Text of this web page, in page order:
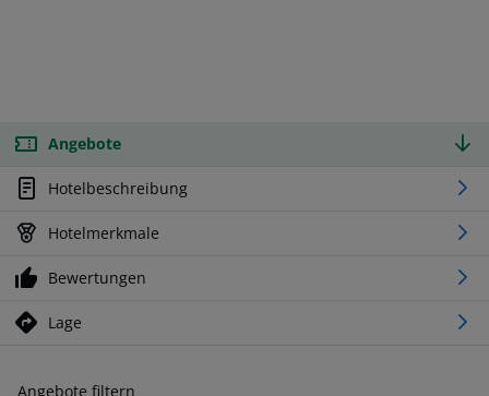
Angebote
Hotelbeschreibung
Hotelmerkmale
Bewertungen
Lage
Angebote filtern